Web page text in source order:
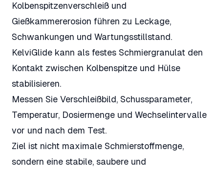
Kolbenspitzenverschleiß und
Gießkammererosion führen zu Leckage,
Schwankungen und Wartungsstillstand.
KelviGlide kann als festes Schmiergranulat den
Kontakt zwischen Kolbenspitze und Hülse
stabilisieren.
Messen Sie Verschleißbild, Schussparameter,
Temperatur, Dosiermenge und Wechselintervalle
vor und nach dem Test.
Ziel ist nicht maximale Schmierstoffmenge,
sondern eine stabile, saubere und